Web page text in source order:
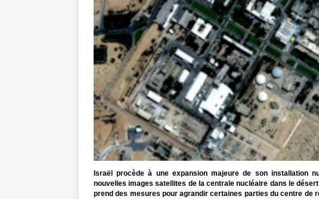
Israël procède à une expansion majeure de son installation
nouvelles images satellites de la centrale nucléaire dans le
prend des mesures pour agrandir certaines parties du centre de